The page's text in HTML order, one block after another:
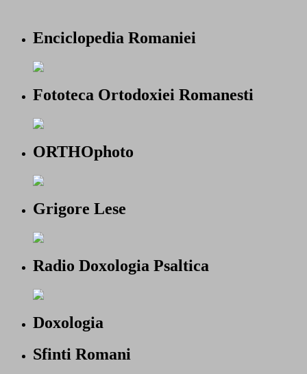
Enciclopedia Romaniei
Fototeca Ortodoxiei Romanesti
ORTHOphoto
Grigore Lese
Radio Doxologia Psaltica
Doxologia
Sfinti Romani